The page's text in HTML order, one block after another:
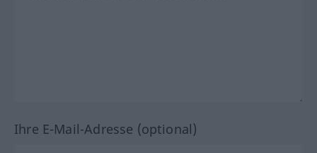
Ihre E-Mail-Adresse (optional)